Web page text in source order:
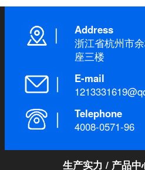
Address
浙江省杭州市
座三楼
E-mail
Telephone
4008-0571-96
生产实力 / 产品中